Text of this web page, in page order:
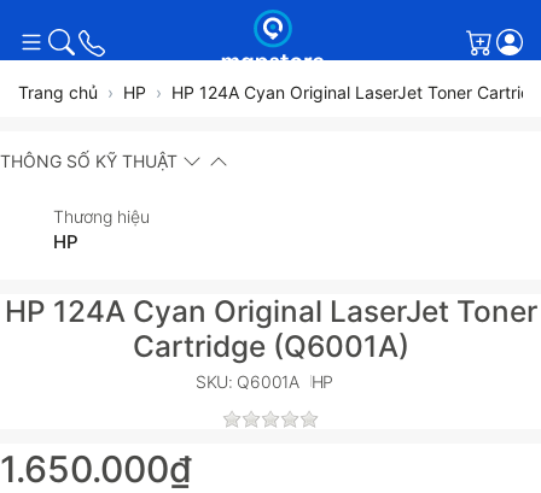
Giỏ
Trang chủ HP HP 124A Cyan Original LaserJet Toner
THÔNG SỐ KỸ THUẬT
Thương hiệu
HP
HP 124A Cyan Original LaserJet Toner
Cartridge (Q6001A)
SKU: Q6001A HP
1.650.000₫